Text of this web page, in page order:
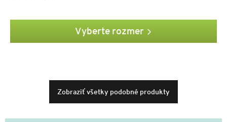
Vyberte rozmer
Zobraziť všetky podobné produkty